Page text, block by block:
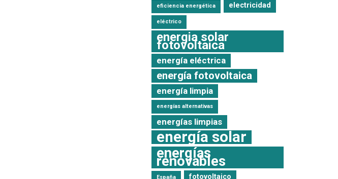
eficiencia energética electricidad
eléctrico
energia solar
fotovoltaica
energía eléctrica
energía fotovoltaica
energía limpia
energías alternativas
energías limpias
energía solar
energías
renovables
España
fotovoltaico